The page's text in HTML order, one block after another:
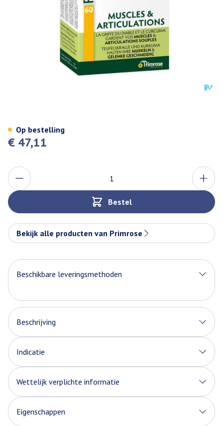
€ 47,11
Aantal
Bestel
Op bestelling
Bekijk alle producten van Primrose
Beschikbare leveringsmethoden
Beschrijving
Indicatie
Wettelijk verplichte informatie
Eigenschappen